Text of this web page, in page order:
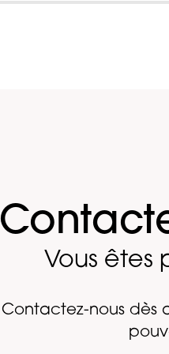
Vous êtes
Contactez-nous dès